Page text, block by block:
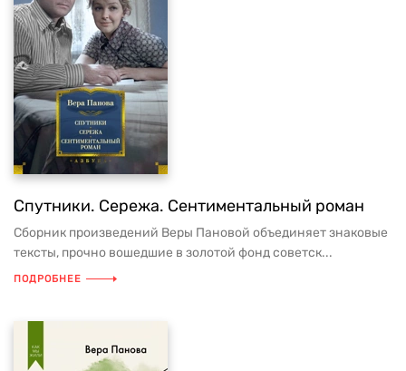
Спутники. Сережа. Сентиментальный роман
Сборник произведений Веры Пановой объединяет знаковые
тексты, прочно вошедшие в золотой фонд советск...
ПОДРОБНЕЕ